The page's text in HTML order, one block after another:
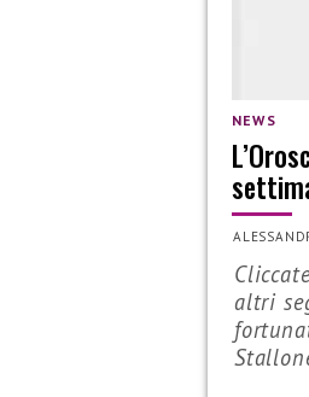
NEWS
altri